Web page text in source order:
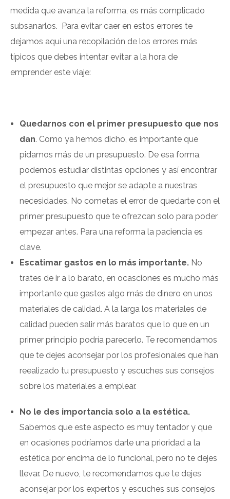
medida que avanza la reforma, es más complicado
subsanarlos. Para evitar caer en estos errores te
dejamos aquí una recopilación de los errores más
típicos que debes intentar evitar a la hora de
emprender este viaje:
Quedarnos con el primer presupuesto que nos
dan. Como ya hemos dicho, es importante que
pidamos más de un presupuesto. De esa forma,
podemos estudiar distintas opciones y así encontrar
el presupuesto que mejor se adapte a nuestras
necesidades. No cometas el error de quedarte con el
primer presupuesto que te ofrezcan solo para poder
empezar antes. Para una reforma la paciencia es
clave.
Escatimar gastos en lo más importante. No
trates de ir a lo barato, en ocasciones es mucho más
importante que gastes algo más de dinero en unos
materiales de calidad. A la larga los materiales de
calidad pueden salir más baratos que lo que en un
primer principio podría parecerlo. Te recomendamos
que te dejes aconsejar por los profesionales que han
reealizado tu presupuesto y escuches sus consejos
sobre los materiales a emplear.
No le des importancia solo a la estética.
Sabemos que este aspecto es muy tentador y que
en ocasiones podríamos darle una prioridad a la
estética por encima de lo funcional, pero no te dejes
llevar. De nuevo, te recomendamos que te dejes
aconsejar por los expertos y escuches sus consejos